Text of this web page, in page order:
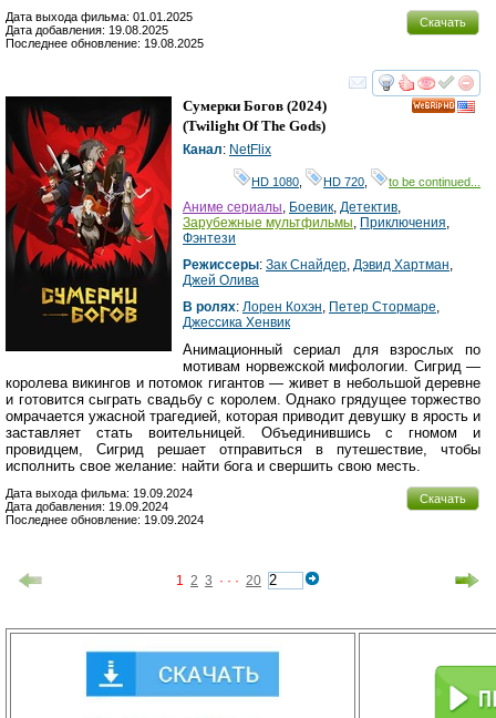
Скачать
Дата выхода фильма: 01.01.2025
Дата добавления: 19.08.2025
Последнее обновление: 19.08.2025
смотреть
Сумерки Богов (2024)
(Twilight Of The Gods)
Канал: NetFlix
HD 1080 HD 720 to be continued...
Аниме сериалы, Боевик, Детектив,
Зарубежные мультфильмы, Приключения,
Фэнтези
Режиссеры: Зак Снайдер, Дэвид Хартман,
Джей Олива
В ролях: Лорен Кохэн, Петер Стормаре,
Джессика Хенвик
Анимационный сериал для взрослых по
мотивам норвежской мифологии. Сигрид —
королева викингов и потомок гигантов — живет в небольшой деревне
и готовится сыграть свадьбу с королем. Однако грядущее торжество
омрачается ужасной трагедией, которая приводит девушку в ярость и
заставляет стать воительницей. Объединившись с гномом и
провидцем, Сигрид решает отправиться в путешествие, чтобы
исполнить свое желание: найти бога и свершить свою месть.
Скачать
Дата выхода фильма: 19.09.2024
Дата добавления: 19.09.2024
Последнее обновление: 19.09.2024
1 2 3 · · · 20